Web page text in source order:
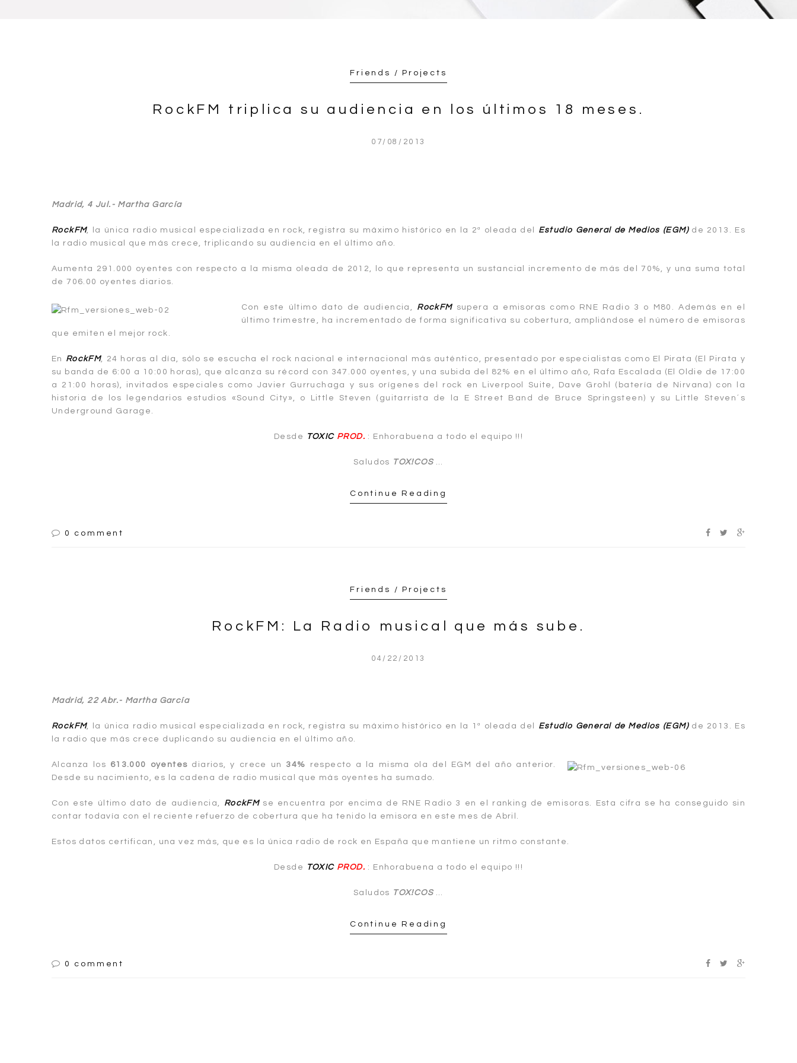
Friends / Projects
RockFM triplica su audiencia en los últimos 18 meses.
07/08/2013
Madrid, 4 Jul.- Martha García
RockFM, la única radio musical especializada en rock, registra su máximo histórico en la 2ª oleada del Estudio General de Medios (EGM)de 2013. Es
la radio musical que más crece, triplicando su audiencia en el último año.
Aumenta 291.000 oyentes con respecto a la misma oleada de 2012, lo que representa un sustancial incremento de más del 70%, y una suma total
de 706.00 oyentes diarios.
Con este último dato de audiencia, RockFMsupera a emisoras como RNE Radio 3 o M80. Además en el
último trimestre, ha incrementado de forma significativa su cobertura, ampliándose el número de emisoras
que emiten el mejor rock.
En RockFM, 24 horas al día, sólo se escucha el rock nacional e internacional más auténtico, presentado por especialistas como El Pirata (El Pirata y
su banda de 6:00 a 10:00 horas), que alcanza su récord con 347.000 oyentes, y una subida del 82% en el último año, Rafa Escalada (El Oldie de 17:00
a 21:00 horas), invitados especiales como Javier Gurruchaga y sus orígenes del rock en Liverpool Suite, Dave Grohl (batería de Nirvana) con la
historia de los legendarios estudios «Sound City», o Little Steven (guitarrista de la E Street Band de Bruce Springsteen) y su Little Steven´s
Underground Garage.
Desde TOXICPROD. : Enhorabuena a todo el equipo !!!
Saludos TOX!COS …
Continue Reading
0 comment
Friends / Projects
RockFM: La Radio musical que más sube.
04/22/2013
Madrid, 22 Abr.- Martha García
RockFM, la única radio musical especializada en rock, registra su máximo histórico en la 1ª oleada del Estudio General de Medios (EGM)de 2013. Es
la radio que más crece duplicando su audiencia en el último año.
Alcanza los 613.000 oyentes diarios, y crece un 34%
respecto a la misma ola del EGM del año anterior.
Desde su nacimiento, es la cadena de radio musical que más oyentes ha sumado.
Con este último dato de audiencia, RockFMse encuentra por encima de RNE Radio 3 en el ranking de emisoras. Esta cifra se ha conseguido sin
contar todavía con el reciente refuerzo de cobertura que ha tenido la emisora en este mes de Abril.
Estos datos certifican, una vez más, que es la única radio de rock en España que mantiene un ritmo constante.
Desde TOXIC PROD. : Enhorabuena a todo el equipo !!!
Saludos TOX!COS …
Continue Reading
0 comment